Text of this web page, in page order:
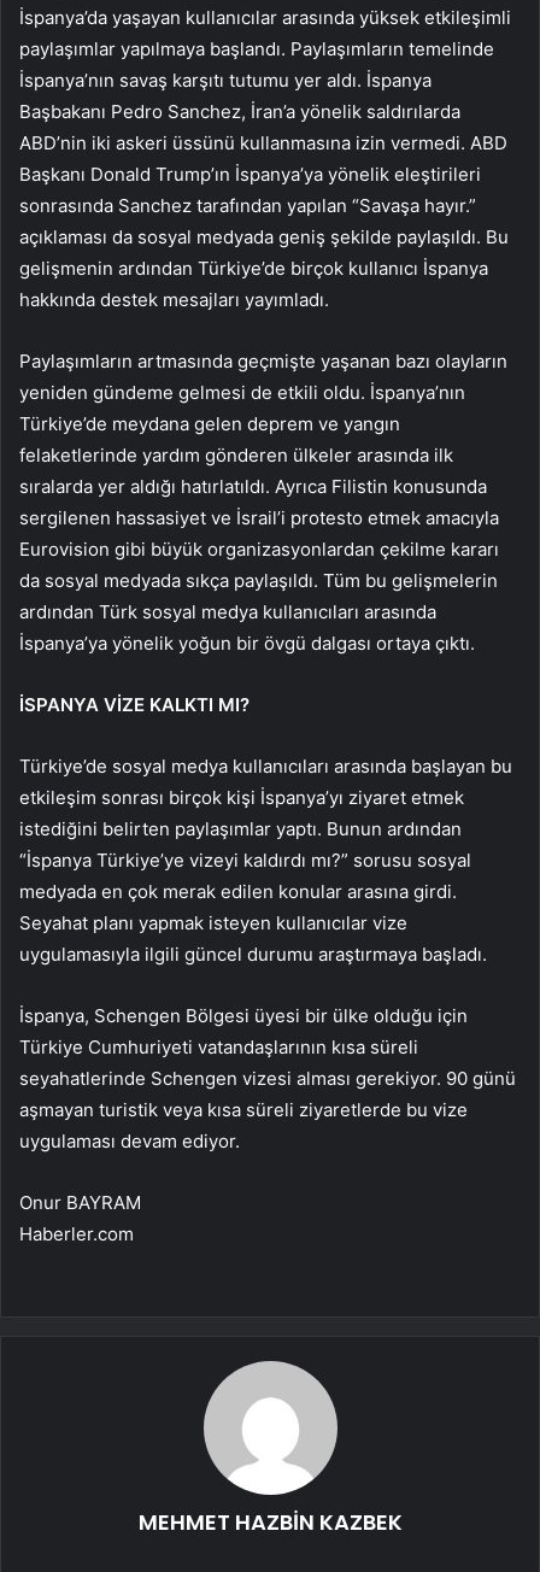
İspanya’da yaşayan kullanıcılar arasında yüksek etkileşimli
paylaşımlar yapılmaya başlandı. Paylaşımların temelinde
İspanya’nın savaş karşıtı tutumu yer aldı. İspanya
Başbakanı Pedro Sanchez, İran’a yönelik saldırılarda
ABD’nin iki askeri üssünü kullanmasına izin vermedi. ABD
Başkanı Donald Trump’ın İspanya’ya yönelik eleştirileri
sonrasında Sanchez tarafından yapılan “Savaşa hayır.”
açıklaması da sosyal medyada geniş şekilde paylaşıldı. Bu
gelişmenin ardından Türkiye’de birçok kullanıcı İspanya
hakkında destek mesajları yayımladı.
Paylaşımların artmasında geçmişte yaşanan bazı olayların
yeniden gündeme gelmesi de etkili oldu. İspanya’nın
Türkiye’de meydana gelen deprem ve yangın
felaketlerinde yardım gönderen ülkeler arasında ilk
sıralarda yer aldığı hatırlatıldı. Ayrıca Filistin konusunda
sergilenen hassasiyet ve İsrail’i protesto etmek amacıyla
Eurovision gibi büyük organizasyonlardan çekilme kararı
da sosyal medyada sıkça paylaşıldı. Tüm bu gelişmelerin
ardından Türk sosyal medya kullanıcıları arasında
İspanya’ya yönelik yoğun bir övgü dalgası ortaya çıktı.
İSPANYA VİZE KALKTI MI?
Türkiye’de sosyal medya kullanıcıları arasında başlayan bu
etkileşim sonrası birçok kişi İspanya’yı ziyaret etmek
istediğini belirten paylaşımlar yaptı. Bunun ardından
“İspanya Türkiye’ye vizeyi kaldırdı mı?” sorusu sosyal
medyada en çok merak edilen konular arasına girdi.
Seyahat planı yapmak isteyen kullanıcılar vize
uygulamasıyla ilgili güncel durumu araştırmaya başladı.
İspanya, Schengen Bölgesi üyesi bir ülke olduğu için
Türkiye Cumhuriyeti vatandaşlarının kısa süreli
seyahatlerinde Schengen vizesi alması gerekiyor. 90 günü
aşmayan turistik veya kısa süreli ziyaretlerde bu vize
uygulaması devam ediyor.
Onur BAYRAM
Haberler.com
MEHMET HAZBİN KAZBEK